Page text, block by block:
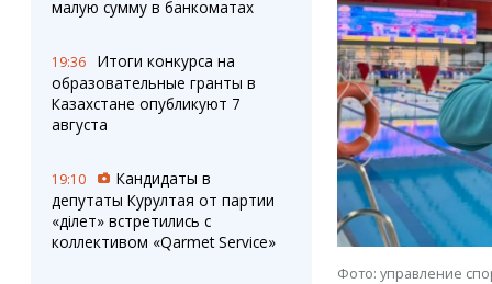
Фото
Видео
3D-тур
Сервисы
Переводчик
малую сумму в банкоматах
19:36
Итоги конкурса на
образовательные гранты в
Казахстане опубликуют 7
августа
19:10
Кандидаты в
депутаты Курултая от партии
«Әділет» встретились с
коллективом «Qarmet Service»
Фото: управление